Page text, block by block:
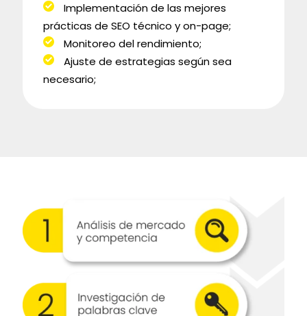
Implementación de las mejores
prácticas de SEO técnico y on-page;
Monitoreo del rendimiento;
Ajuste de estrategias según sea
necesario;